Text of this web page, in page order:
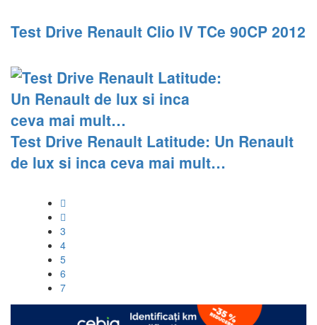
Test Drive Renault Clio IV TCe 90CP 2012
Test Drive Renault Latitude: Un Renault
de lux si inca ceva mai mult…
3
4
5
6
7